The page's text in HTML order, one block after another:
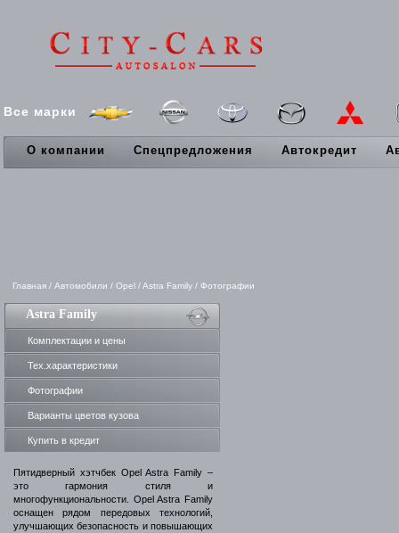
Все марки
О компании Спецпредложения Автокредит
Главная / Автомобили / Opel /Astra Family / Фотографии
Astra Family
Комплектации и цены
Тех.характеристики
Фотографии
Варианты цветов кузова
Купить в кредит
Пятидверный хэтчбек Opel Astra Family –
это гармония стиля и
многофункциональности. Opel Astra Family
оснащен рядом передовых технологий,
улучшающих безопасность и повышающих